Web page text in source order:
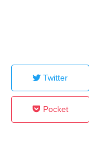
Twitter
Pocket